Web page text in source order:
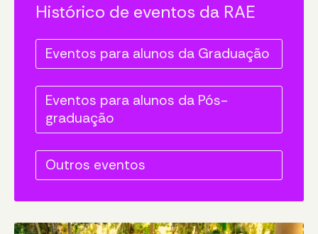
Histórico de eventos da RAE
Eventos para alunos da Graduação
Eventos para alunos da Pós-
graduação
Outros eventos